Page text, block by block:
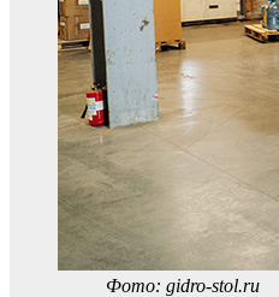
Фото: gidro-stol.ru